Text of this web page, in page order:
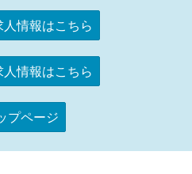
情報はこちら
情報はこちら
プページ